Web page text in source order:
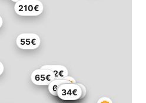
210€
65€
55€
34€
432€
55€57€
58€
208€
60€34€